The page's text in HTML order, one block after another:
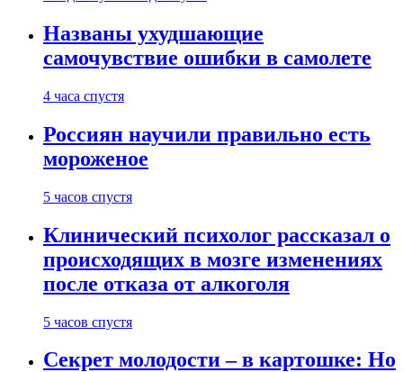
Названы ухудшающие
самочувствие ошибки в самолете
4 часа спустя
Россиян научили правильно есть
мороженое
5 часов спустя
Клинический психолог рассказал о
происходящих в мозге изменениях
после отказа от алкоголя
5 часов спустя
Секрет молодости – в картошке: Но